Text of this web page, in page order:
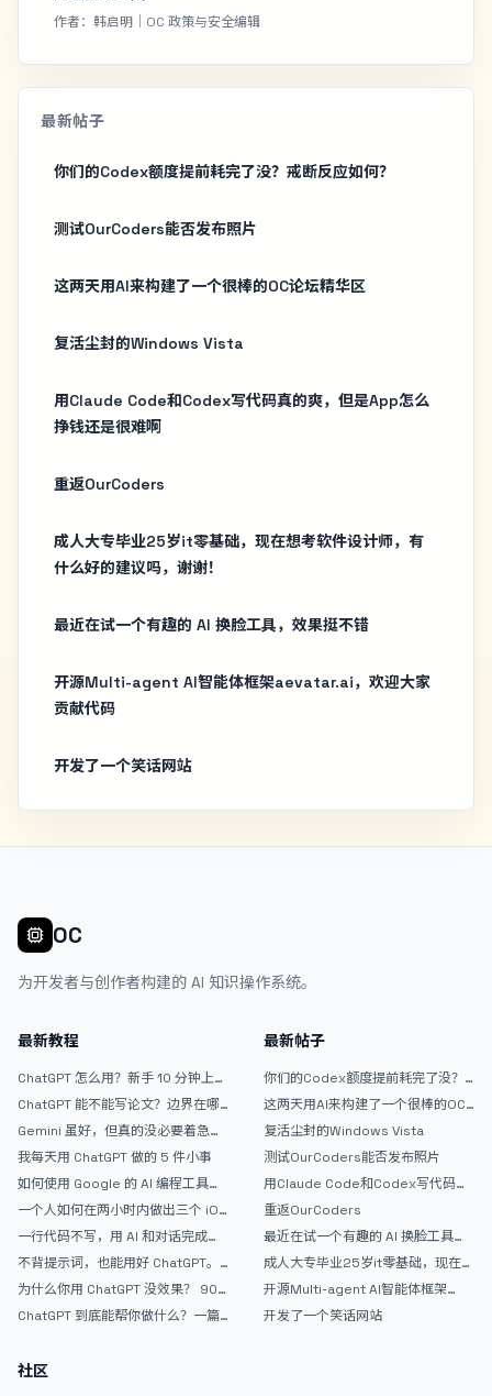
作者：韩启明｜OC 政策与安全编辑
最新帖子
你们的Codex额度提前耗完了没？戒断反应如何？
测试OurCoders能否发布照片
这两天用AI来构建了一个很棒的OC论坛精华区
复活尘封的Windows Vista
用Claude Code和Codex写代码真的爽，但是App怎么
挣钱还是很难啊
重返OurCoders
成人大专毕业25岁it零基础，现在想考软件设计师，有
什么好的建议吗，谢谢！
最近在试一个有趣的 AI 换脸工具，效果挺不错
开源Multi-agent AI智能体框架aevatar.ai，欢迎大家
贡献代码
开发了一个笑话网站
OC
为开发者与创作者构建的 AI 知识操作系统。
最新教程
ChatGPT 怎么用？新手 10 分钟上手
ChatGPT 能不能写论文？边界在哪
Gemini 虽好，但真的没必要着急放
弃 ChatGPT
我每天用 ChatGPT 做的 5 件小事
如何使用 Google 的 AI 编程工具
AntiGravity：独立开发者的新时代
武器
一个人如何在两小时内做出三个 iOS
APP？｜AntiGravity + Gemini 3 实
战完整记录
一行代码不写，用 AI 和对话完成一
个完整网站：《图书天堂》实战记录
不背提示词，也能用好 ChatGPT。
一个万能提问模板
为什么你用 ChatGPT 没效果？ 90%
的人第一步就问错了
ChatGPT 到底能帮你做什么？一篇
最新帖子
你们的Codex额度提前耗完了没？
戒断反应如何？
这两天用AI来构建了一个很棒的OC
论坛精华区
复活尘封的Windows Vista
测试OurCoders能否发布照片
用Claude Code和Codex写代码真
的爽，但是App怎么挣钱还是很难啊
重返OurCoders
最近在试一个有趣的 AI 换脸工具，
效果挺不错
成人大专毕业25岁it零基础，现在想
考软件设计师，有什么好的建议吗，
谢谢！
开源Multi-agent AI智能体框架
aevatar.ai，欢迎大家贡献代码
开发了一个笑话网站
社区